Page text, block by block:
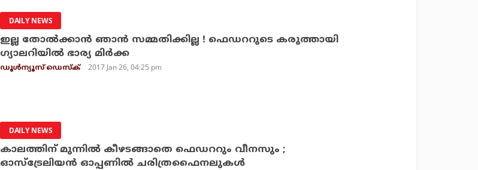
DAILY NEWS
ഇല്ല തോല്‍ക്കാന്‍ ഞാന്‍ സമ്മതിക്കില്ല ! ഫെഡററുടെ കരുത്തായി
ഗ്യാലറിയില്‍ ഭാര്യ മിര്‍ക്ക
ഡൂള്‍ന്യൂസ് ഡെസ്‌ക് 2017 Jan 26, 04:25 pm
DAILY NEWS
കാലത്തിന് മുന്നില്‍ കീഴടങ്ങാതെ ഫെഡററും വീനസും ;
ഓസ്‌ട്രേലിയന്‍ ഓപ്പണില്‍ ചരിത്രഫൈനലുകള്‍